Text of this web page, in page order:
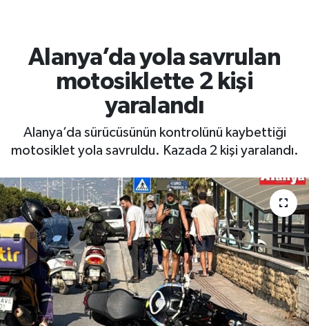
Alanya’da yola savrulan
motosiklette 2 kişi
yaralandı
Alanya’da sürücüsünün kontrolünü kaybettiği
motosiklet yola savruldu. Kazada 2 kişi yaralandı.
Ekonomi
Gizlilik İlkeleri - Privacy Policy
Güncel
Gündem
Politika
Spor
Haber Arşivi